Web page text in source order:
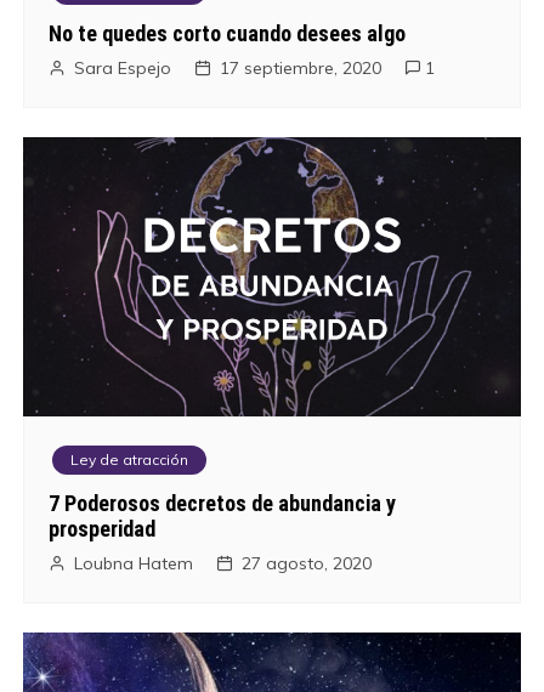
No te quedes corto cuando desees algo
Sara Espejo 17 septiembre, 2020 1
Ley de atracción
7 Poderosos decretos de abundancia y
prosperidad
Loubna Hatem 27 agosto, 2020